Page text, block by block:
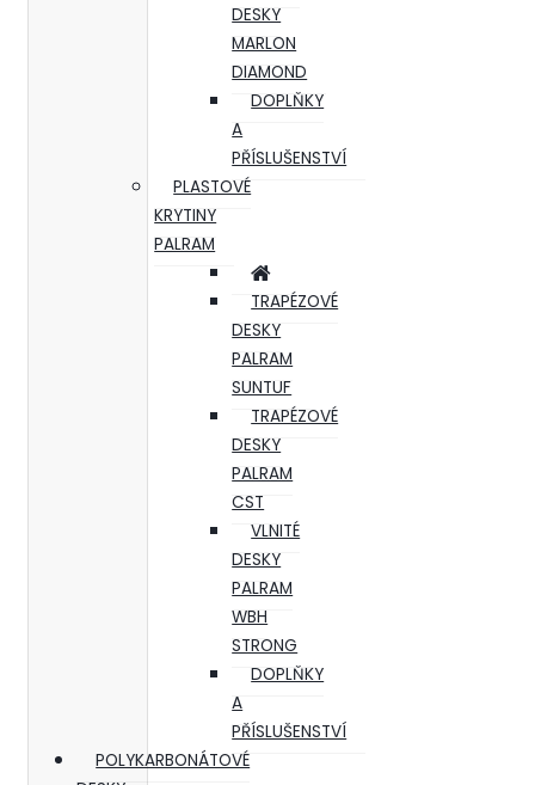
DESKY
MARLON
DIAMOND
DOPLŇKY
A
PŘÍSLUŠENSTVÍ
PLASTOVÉ
KRYTINY
PALRAM
TRAPÉZOVÉ
DESKY
PALRAM
SUNTUF
TRAPÉZOVÉ
DESKY
PALRAM
CST
VLNITÉ
DESKY
PALRAM
WBH
STRONG
DOPLŇKY
A
PŘÍSLUŠENSTVÍ
POLYKARBONÁTOVÉ